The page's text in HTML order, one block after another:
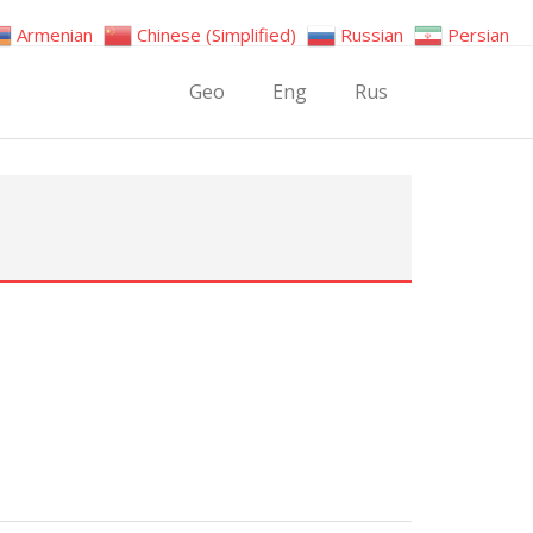
Geo Eng Rus
Armenian Chinese (Simplified) Russian Persian